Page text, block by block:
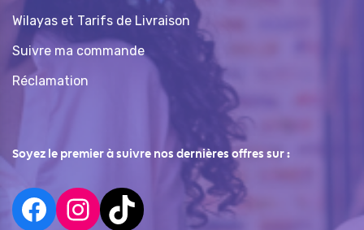
Wilayas et Tarifs de Livraison
Suivre ma commande
Réclamation
Soyez le premier à suivre nos dernières offres sur :